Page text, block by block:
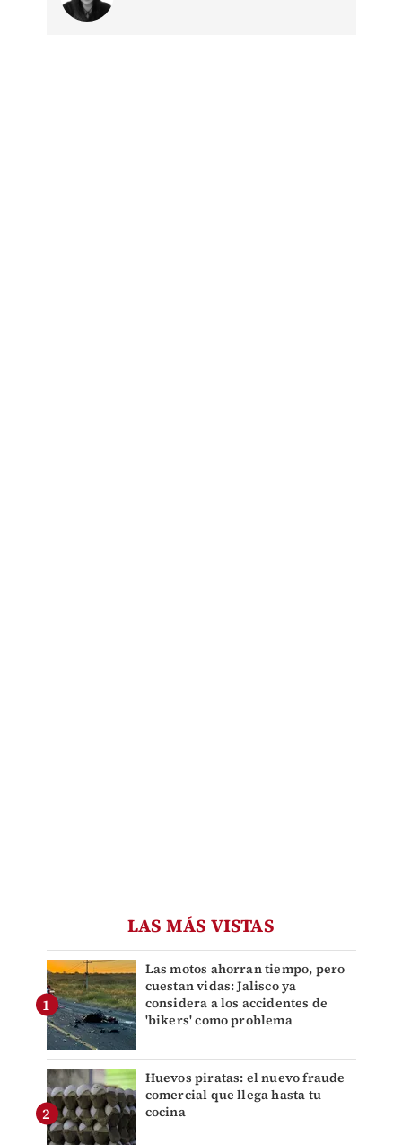
LAS MÁS VISTAS
Las motos ahorran tiempo, pero
cuestan vidas: Jalisco ya
considera a los accidentes de
'bikers' como problema
Huevos piratas: el nuevo fraude
comercial que llega hasta tu
cocina